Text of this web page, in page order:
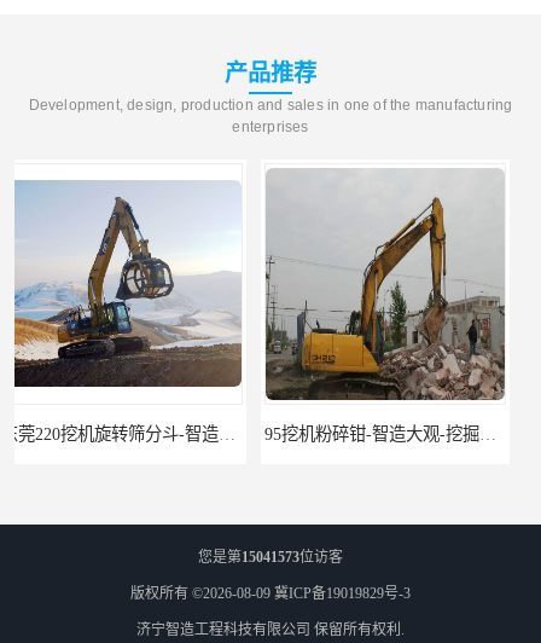
产品推荐
Development, design, production and sales in one of the manufacturing
enterprises
您是第15041573位访客
版权所有 ©2026-08-09 冀ICP备19019829号-3
济宁智造工程科技有限公司 保留所有权利.